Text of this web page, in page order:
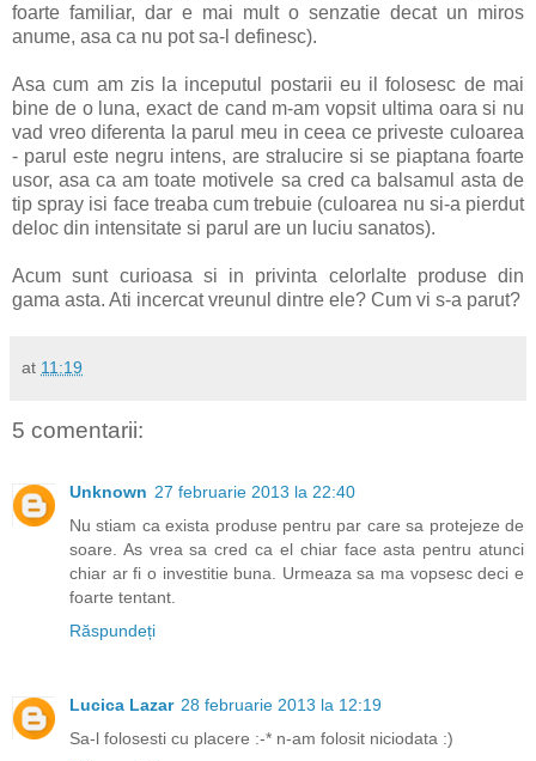
foarte familiar, dar e mai mult o senzatie decat un miros
anume, asa ca nu pot sa-l definesc).
Asa cum am zis la inceputul postarii eu il folosesc de mai
bine de o luna, exact de cand m-am vopsit ultima oara si nu
vad vreo diferenta la parul meu in ceea ce priveste culoarea
- parul este negru intens, are stralucire si se piaptana foarte
usor, asa ca am toate motivele sa cred ca balsamul asta de
tip spray isi face treaba cum trebuie (culoarea nu si-a pierdut
deloc din intensitate si parul are un luciu sanatos).
Acum sunt curioasa si in privinta celorlalte produse din
gama asta. Ati incercat vreunul dintre ele? Cum vi s-a parut?
at 11:19
5 comentarii:
Unknown 27 februarie 2013 la 22:40
Nu stiam ca exista produse pentru par care sa protejeze de
soare. As vrea sa cred ca el chiar face asta pentru atunci
chiar ar fi o investitie buna. Urmeaza sa ma vopsesc deci e
foarte tentant.
Răspundeți
Lucica Lazar 28 februarie 2013 la 12:19
Sa-l folosesti cu placere :-* n-am folosit niciodata :)